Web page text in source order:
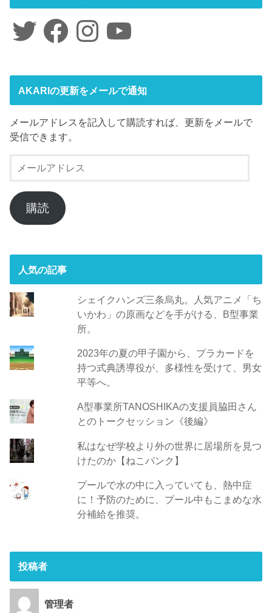
Twitter FacebookInstagramYouTube
AKARIの更新をメールで通知
メールアドレスを記入して購読すれば、更新をメールで
受信できます。
ー
ル
ア
ド
購読
人気の記事
シェイクハンズ三条烏丸。人気アニメ「ち
いかわ」の原画などを手がける、B型事業
所。
2023年の夏の甲子園から、プラカードを
持つ式典誘導役が、多様性を受けて、男女
平等へ。
A型事業所TANOSHIKAの支援員脇田さん
とのトークセッション《後編》
私はなぜ学校より外の世界に居場所を見つ
けたのか【ねこパンク】
プールで水の中に入っていても、熱中症
に！予防のために、プール中もこまめな水
分補給を推奨。
投稿者
管理者